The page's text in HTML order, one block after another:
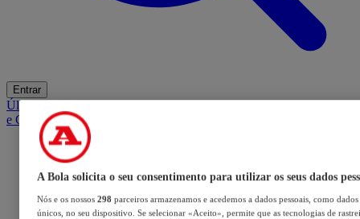
Entrar
ÚltimasMercadoOpiniãoiGaming HubA BOLA SUGEREBarba
e Cabelo
A Bola solicita o seu consentimento para utilizar os seus dados
Nós e os nossos 298 parceiros armazenamos e acedemos a dados pessoais, como
únicos, no seu dispositivo. Se selecionar «Aceito», permite que as tecnologias de